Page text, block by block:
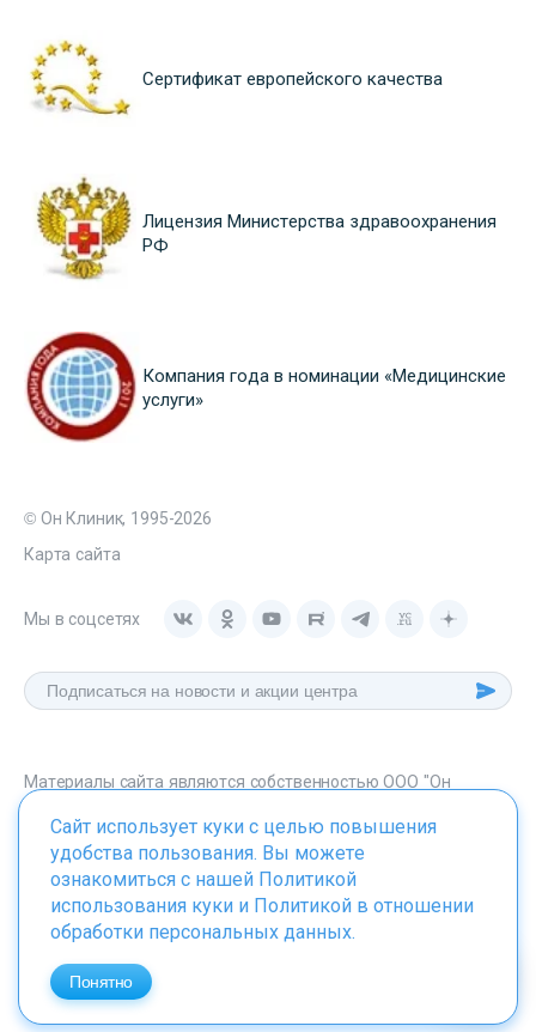
Сертификат европейского качества
Лицензия Министерства здравоохранения
РФ
Компания года в номинации «Медицинские
услуги»
© Он Клиник, 1995-2026
Карта сайта
Мы в соцсетях
Материалы сайта являются собственностью ООО "Он
onclinic.ru запрещено в соответствии со статьей 1259 ГК. РФ.
ИМЕЮТСЯ ПРОТИВОПОКАЗАНИЯ. НЕОБХОДИМО
ПРОКОНСУЛЬТИРОВАТЬСЯ СО СПЕЦИАЛИСТОМ
Сайт использует куки с целью повышения
удобства пользования. Вы можете
ознакомиться с нашей Политикой
использования куки и Политикой в отношении
обработки персональных данных.
Понятно